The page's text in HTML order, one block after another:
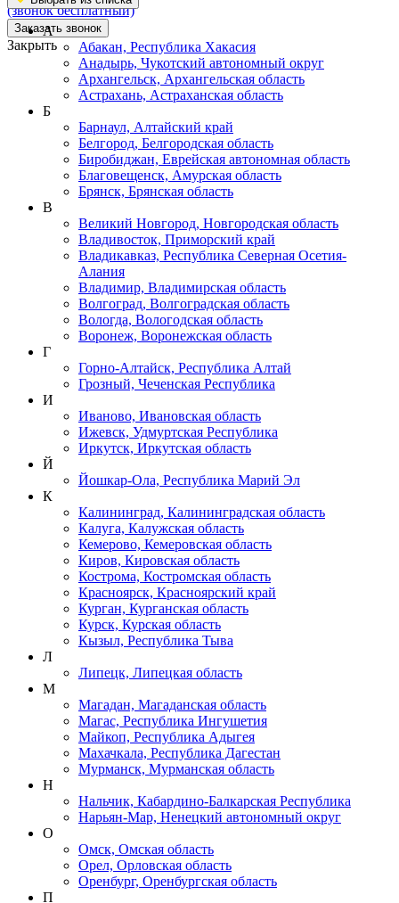
(звонок бесплатный)
Заказать звонок
Закрыть
А
Абакан, Республика Хакасия
Анадырь, Чукотский автономный округ
Архангельск, Архангельская область
Астрахань, Астраханская область
Б
Барнаул, Алтайский край
Белгород, Белгородская область
Биробиджан, Еврейская автономная область
Благовещенск, Амурская область
Брянск, Брянская область
В
Великий Новгород, Новгородская область
Владивосток, Приморский край
Владикавказ, Республика Северная Осетия-
Алания
Владимир, Владимирская область
Волгоград, Волгоградская область
Вологда, Вологодская область
Воронеж, Воронежская область
Г
Горно-Алтайск, Республика Алтай
Грозный, Чеченская Республика
И
Иваново, Ивановская область
Ижевск, Удмуртская Республика
Иркутск, Иркутская область
Й
Йошкар-Ола, Республика Марий Эл
К
Калининград, Калининградская область
Калуга, Калужская область
Кемерово, Кемеровская область
Киров, Кировская область
Кострома, Костромская область
Красноярск, Красноярский край
Курган, Курганская область
Курск, Курская область
Кызыл, Республика Тыва
Л
Липецк, Липецкая область
М
Магадан, Магаданская область
Магас, Республика Ингушетия
Майкоп, Республика Адыгея
Махачкала, Республика Дагестан
Мурманск, Мурманская область
Н
Нальчик, Кабардино-Балкарская Республика
Нарьян-Мар, Ненецкий автономный округ
О
Омск, Омская область
Орел, Орловская область
Оренбург, Оренбургская область
П